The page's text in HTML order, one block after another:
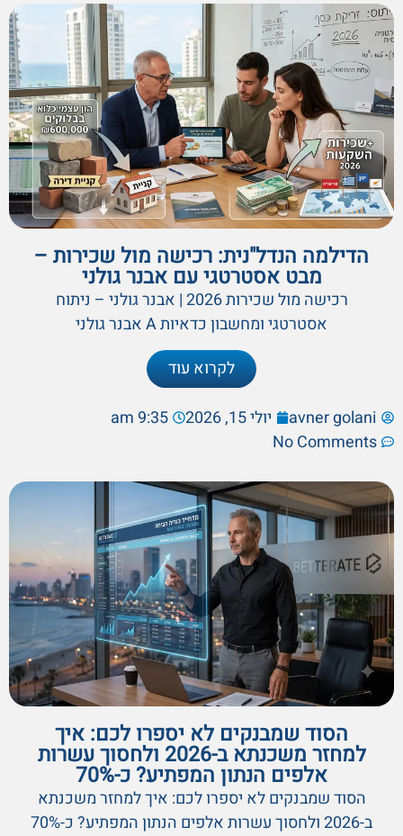
הדילמה הנדל"נית: רכישה מול שכירות –
מבט אסטרטגי עם אבנר גולני
רכישה מול שכירות 2026 | אבנר גולני – ניתוח
אסטרטגי ומחשבון כדאיות A אבנר גולני
לקרוא עוד
avner golani יולי 15, 2026
9:35 am
No Comments
הסוד שמבנקים לא יספרו לכם: איך
למחזר משכנתא ב-2026 ולחסוך עשרות
אלפים הנתון המפתיע? כ-70%
הסוד שמבנקים לא יספרו לכם: איך למחזר משכנתא
ב-2026 ולחסוך עשרות אלפים הנתון המפתיע? כ-70%